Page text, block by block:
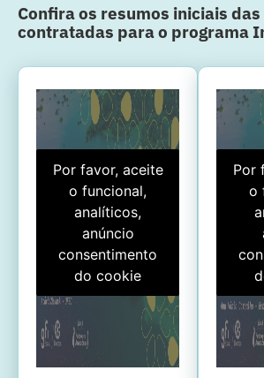
Confira os resumos iniciais
contratadas para o programa
Por favor, aceite
o funcional,
analíticos,
anúncio
consentimento
do cookie
Por
o